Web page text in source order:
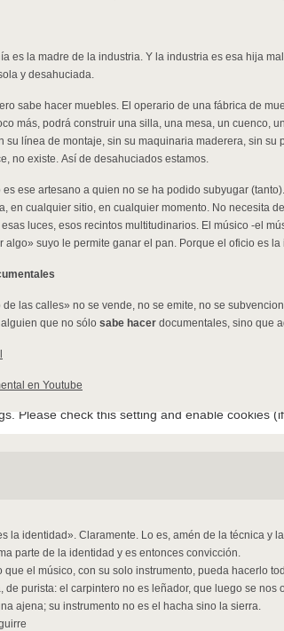
es la madre de la industria. Y la industria es esa hija
y desahuciada.
sabe hacer muebles. El operario de una fábrica de
más, podrá construir una silla, una mesa, un cuenco,
su línea de montaje, sin su maquinaria maderera, sin su
no existe. Así de desahuciados estamos.
es ese artesano a quien no se ha podido subyugar
en cualquier sitio, en cualquier momento. No necesita
luces, esos recintos multitudinarios. El músico -el
algo» suyo le permite ganar el pan. Porque el oficio es la
de las calles» no se vende, no se emite, no se
que no sólo sabe hacer documentales, sino que
en Youtube
la identidad». Claramente. Lo es, amén de la técnica y
parte de la identidad y es entonces convicción.
que el músico, con su solo instrumento, pueda hacerlo
de purista: el carpintero no es leñador, que luego se
ajena; su instrumento no es el hacha sino la sierra.